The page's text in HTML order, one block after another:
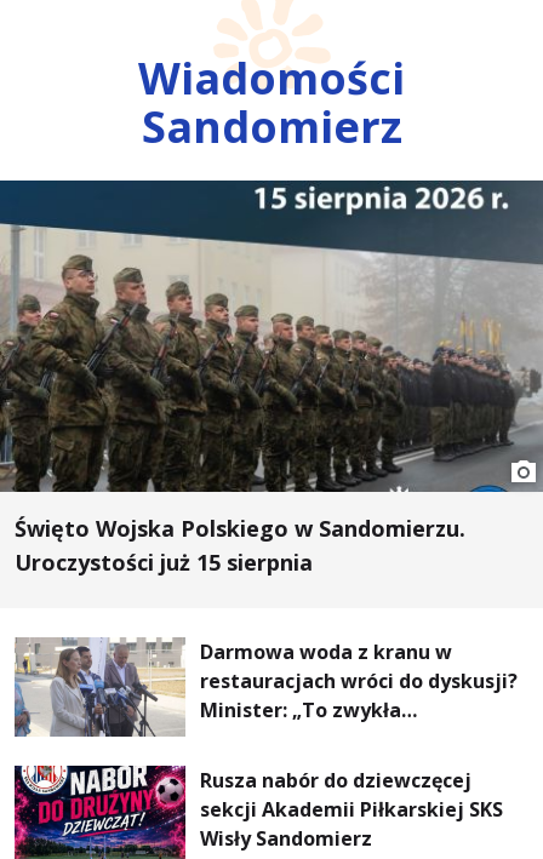
Wiadomości
Sandomierz
Święto Wojska Polskiego w Sandomierzu.
Uroczystości już 15 sierpnia
Darmowa woda z kranu w
restauracjach wróci do dyskusji?
Minister: „To zwykła
Rusza nabór do dziewczęcej
sekcji Akademii Piłkarskiej SKS
Wisły Sandomierz